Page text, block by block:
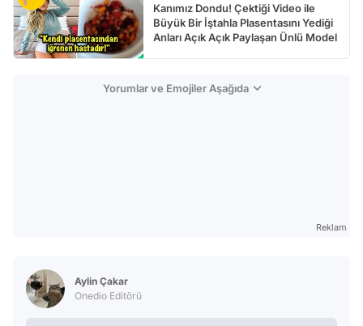
Kanımız Dondu! Çektiği Video ile
Büyük Bir İştahla Plasentasını Yediği
Anları Açık Açık Paylaşan Ünlü Model
Yorumlar ve Emojiler Aşağıda
Reklam
Aylin Çakar
Onedio Editörü